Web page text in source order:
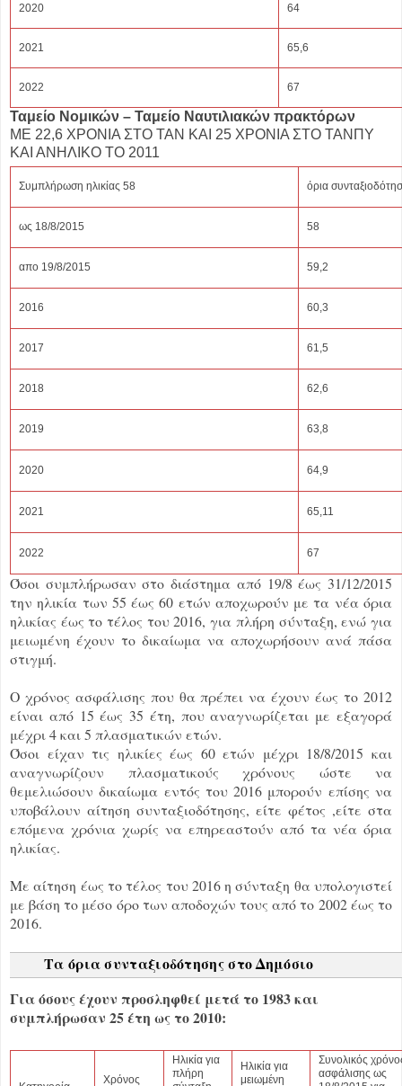
2020 64
2021 65,6
2022 67
Ταμείο Νομικών – Ταμείο Ναυτιλιακών πρακτόρων
ΜΕ 22,6 ΧΡΟΝΙΑ ΣΤΟ ΤΑΝ ΚΑΙ 25 ΧΡΟΝΙΑ ΣΤΟ ΤΑΝΠΥ
ΚΑΙ ΑΝΗΛΙΚΟ ΤΟ 2011
Συμπλήρωση ηλικίας 58 όρια
ως 18/8/2015 58
απο 19/8/2015 59,2
2016 60,3
2017 61,5
2018 62,6
2019 63,8
2020 64,9
2021 65,11
2022 67
Όσοι συμπλήρωσαν στο διάστημα από 19/8 έως 31/12/2015
την ηλικία των 55 έως 60 ετών αποχωρούν με τα νέα όρια
ηλικίας έως το τέλος του 2016, για πλήρη σύνταξη, ενώ για
μειωμένη έχουν το δικαίωμα να αποχωρήσουν ανά πάσα
στιγμή.
Ο χρόνος ασφάλισης που θα πρέπει να έχουν έως το 2012
είναι από 15 έως 35 έτη, που αναγνωρίζεται με εξαγορά
μέχρι 4 και 5 πλασματικών ετών.
Όσοι είχαν τις ηλικίες έως 60 ετών μέχρι 18/8/2015 και
αναγνωρίζουν πλασματικούς χρόνους ώστε να
θεμελιώσουν δικαίωμα εντός του 2016 μπορούν επίσης να
υποβάλουν αίτηση συνταξιοδότησης, είτε φέτος ,είτε στα
επόμενα χρόνια χωρίς να επηρεαστούν από τα νέα όρια
ηλικίας.
Με αίτηση έως το τέλος του 2016 η σύνταξη θα υπολογιστεί
με βάση το μέσο όρο των αποδοχών τους από το 2002 έως το
2016.
Τα όρια συνταξιοδότησης στο Δημόσιο
Για όσους έχουν προσληφθεί μετά το 1983 και
συμπλήρωσαν 25 έτη ως το 2010:
Χρόνος
Ηλικία για
πλήρη
Ηλικία για
μειωμένη
Συνολικός
ασφάλισης ως